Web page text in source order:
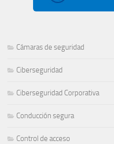
Cámaras de seguridad
Ciberseguridad
Ciberseguridad Corporativa
Conducción segura
Control de acceso